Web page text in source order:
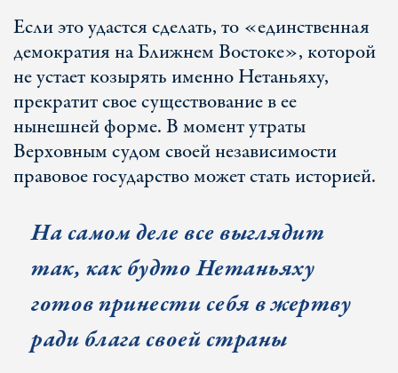
Если это удастся сделать, то «единственная
демократия на Ближнем Востоке», которой
не устает козырять именно Нетаньяху,
прекратит свое существование в ее
нынешней форме. В момент утраты
Верховным судом своей независимости
правовое государство может стать историей.
На самом деле все выглядит
так, как будто Нетаньяху
готов принести себя в жертву
ради блага своей страны